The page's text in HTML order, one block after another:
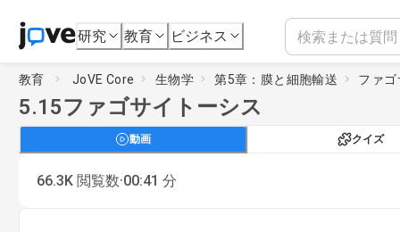
研究 教育 ビジネス
教育 JoVE Core 生物学 第5章：膜と細胞輸送 ファ
5.15ファゴサイトーシス
動画 クイズ
66.3K 閲覧数·00:41 分